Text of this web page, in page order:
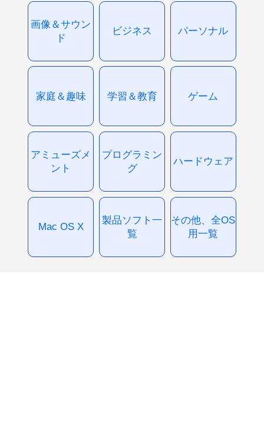
画像＆サウン
ド
ビジネス パーソナル
家庭＆趣味 学習＆教育 ゲーム
アミューズメ
ント
プログラミン
グ
ハードウェア
Mac OS X
製品ソフト一
覧
その他、全OS
用一覧